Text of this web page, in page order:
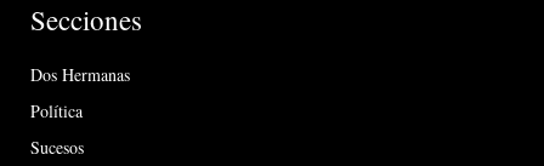
Secciones
Dos Hermanas
Política
Sucesos